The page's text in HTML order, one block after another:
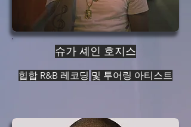
슈가 셰인 호지스
힙합 R&B 레코딩 및 투어링 아티스트